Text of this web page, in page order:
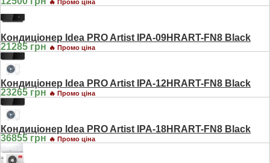
🔥 Промо ціна
Кондиціонер Idea PRO Artist IPA-09HRART-FN8 Black
21285 грн 🔥 Промо ціна
Кондиціонер Idea PRO Artist IPA-12HRART-FN8 Black
23265 грн 🔥 Промо ціна
Кондиціонер Idea PRO Artist IPA-18HRART-FN8 Black
36855 грн 🔥 Промо ціна